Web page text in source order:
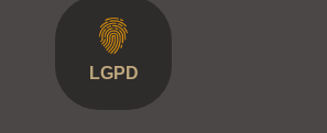
LGPD